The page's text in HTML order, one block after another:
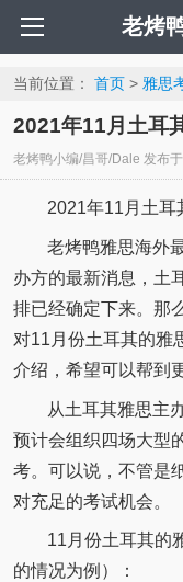
老烤
当前位置： 首页> 雅思
2021年11月土耳
老烤鸭小编/昌哥/Dale 发布于
2021年11月土耳
老烤鸭雅思海外
办方的最新消息，土
排已经确定下来。那
对11月份土耳其的雅
介绍，希望可以帮到
从土耳其雅思主
预计会组织四场大型
考。可以说，不管是
对充足的考试机会。
11月份土耳其的
的情况为例）：